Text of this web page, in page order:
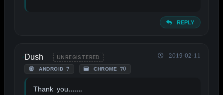
REPLY
Dush UNREGISTERED
ANDROID 7 CHROME 70
2019-02-11
Thank you…….